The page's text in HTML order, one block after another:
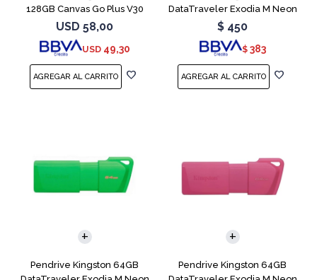
128GB Canvas Go Plus V30
USD 58,00
USD 49,30
DataTraveler Exodia M Neon
Blue
$ 450
$ 383
Pendrive Kingston 64GB
Pendrive Kingston 64GB